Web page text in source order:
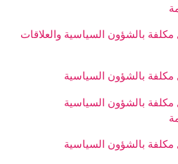
مكلفة بالشؤون السياسية والعلاقات
مكلفة بالشؤون السياسية
مكلفة بالشؤون السياسية
مكلفة بالشؤون السياسية